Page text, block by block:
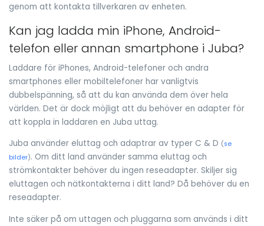
genom att kontakta tillverkaren av enheten.
Kan jag ladda min iPhone, Android-
telefon eller annan smartphone i Juba?
Laddare för iPhones, Android-telefoner och andra
smartphones eller mobiltelefoner har vanligtvis
dubbelspänning, så att du kan använda dem över hela
världen. Det är dock möjligt att du behöver en adapter för
att koppla in laddaren en Juba uttag.
Juba använder eluttag och adaptrar av typer C & D (se
bilder). Om ditt land använder samma eluttag och
strömkontakter behöver du ingen reseadapter. Skiljer sig
eluttagen och nätkontakterna i ditt land? Då behöver du en
reseadapter.
Inte säker på om uttagen och pluggarna som används i ditt